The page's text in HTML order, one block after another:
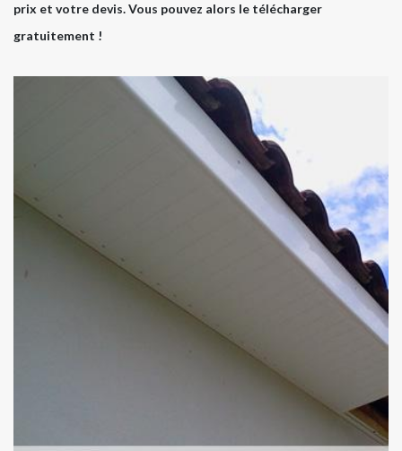
prix et votre devis. Vous pouvez alors le télécharger
gratuitement !